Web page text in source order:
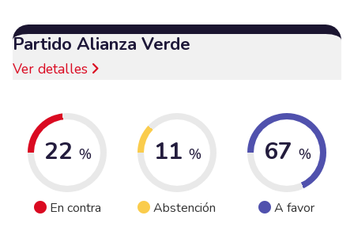
Partido Alianza Verde
Ver detalles
22 %
En contra
11 %
Abstención
67 %
A favor